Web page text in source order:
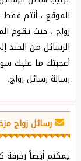
الموقع ، أنتم
زواج ، حيث يقوم
الرسائل من الجيد
أعجبتك ما عليك
رسالة رسائل زواج.
رسائل زواج
يمكنم أيضاً